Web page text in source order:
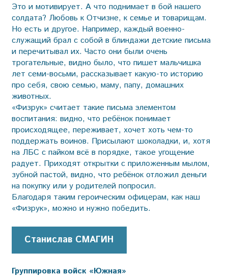
Это и мотивирует. А что поднимает в бой нашего
солдата? Любовь к Отчизне, к семье и товарищам.
Но есть и другое. Например, каждый военно­
служащий брал с собой в блиндажи детские письма
и перечитывал их. Часто они были очень
трогательные, видно было, что пишет мальчишка
лет семи-восьми, рассказывает какую-то историю
про себя, свою семью, маму, папу, домашних
животных.
«Физрук» считает такие письма элементом
воспитания: видно, что ребёнок понимает
происходящее, переживает, хочет хоть чем-то
поддержать воинов. Присылают шоколадки, и, хотя
на ЛБС с пайком всё в порядке, такое угощение
радует. Приходят открытки с приложенным мылом,
зубной пастой, видно, что ребёнок отложил деньги
на покупку или у родителей попросил.
Благодаря таким героическим офицерам, как наш
«Физрук», можно и нужно победить.
Станислав СМАГИН
Группировка войск «Южная»